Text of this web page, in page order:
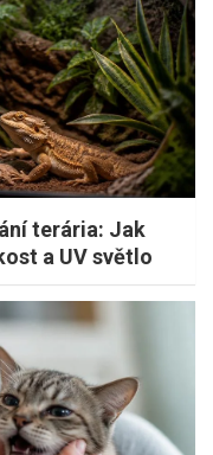
terária: Jak
a UV světlo